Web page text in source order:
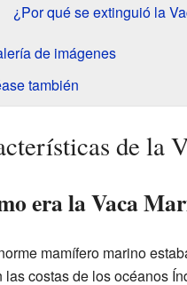
¿Por qué se extinguió la
de imágenes
también
de la
era la Vaca
mamífero marino
las costas de los océanos